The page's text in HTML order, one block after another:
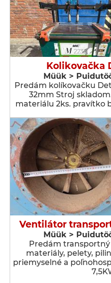
Kolikovačka
Müük >
Predám kolíkovačku
32mm Stroj
materiálu 2ks. pravítko
Ventilátor
Müük >
Predám
materiály, pelety,
priemyselné a